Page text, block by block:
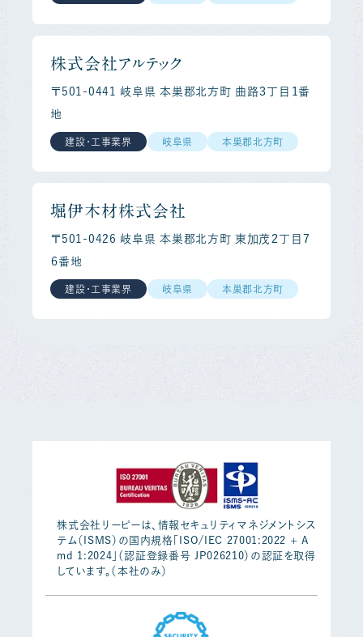
株式会社アルテック
〒501-0441 岐阜県 本巣郡北方町 曲路３丁目１番
地
建設・工事業界 岐阜県 本巣郡北方町
堀伊木材株式会社
〒501-0426 岐阜県 本巣郡北方町 東加茂２丁目７
６番地
建設・工事業界 岐阜県 本巣郡北方町
株式会社リーピーは、情報セキュリティマネジメントシス
テム（ISMS）の国内規格「ISO/IEC 27001:2022 + A
md 1:2024」（認証登録番号 JP026210）の認証を取得
しています。（本社のみ）